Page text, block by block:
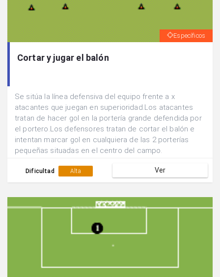
Específicos
Cortar y jugar el balón
Se sitúa la línea defensiva del equipo frente a x
atacantes que juegan en superioridad.Los atacantes
tratan de hacer gol en la portería grande defendida por
el portero.Los defensores tratan de cortar el balón e
intentan marcar gol en cualquiera de las 2 porterías
pequeñas situadas en el centro del campo.
Dificultad Alta Ver